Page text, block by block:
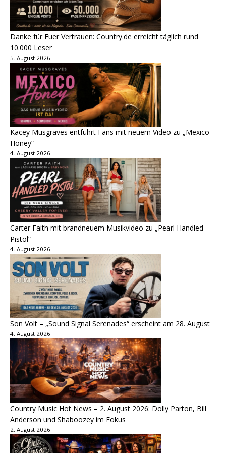
Danke für Euer Vertrauen: Country.de erreicht täglich rund
10.000 Leser
5. August 2026
Kacey Musgraves entführt Fans mit neuem Video zu „Mexico
Honey“
4. August 2026
Carter Faith mit brandneuem Musikvideo zu „Pearl Handled
Pistol“
4. August 2026
Son Volt – „Sound Signal Serenades“ erscheint am 28. August
4. August 2026
Country Music Hot News – 2. August 2026: Dolly Parton, Bill
Anderson und Shaboozey im Fokus
2. August 2026